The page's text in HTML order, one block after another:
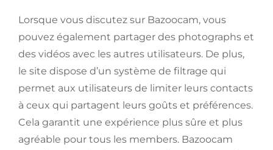
Lorsque vous discutez sur Bazoocam, vous
pouvez également partager des photographs et
des vidéos avec les autres utilisateurs. De plus,
le site dispose d’un système de filtrage qui
permet aux utilisateurs de limiter leurs contacts
à ceux qui partagent leurs goûts et préférences.
Cela garantit une expérience plus sûre et plus
agréable pour tous les members. Bazoocam